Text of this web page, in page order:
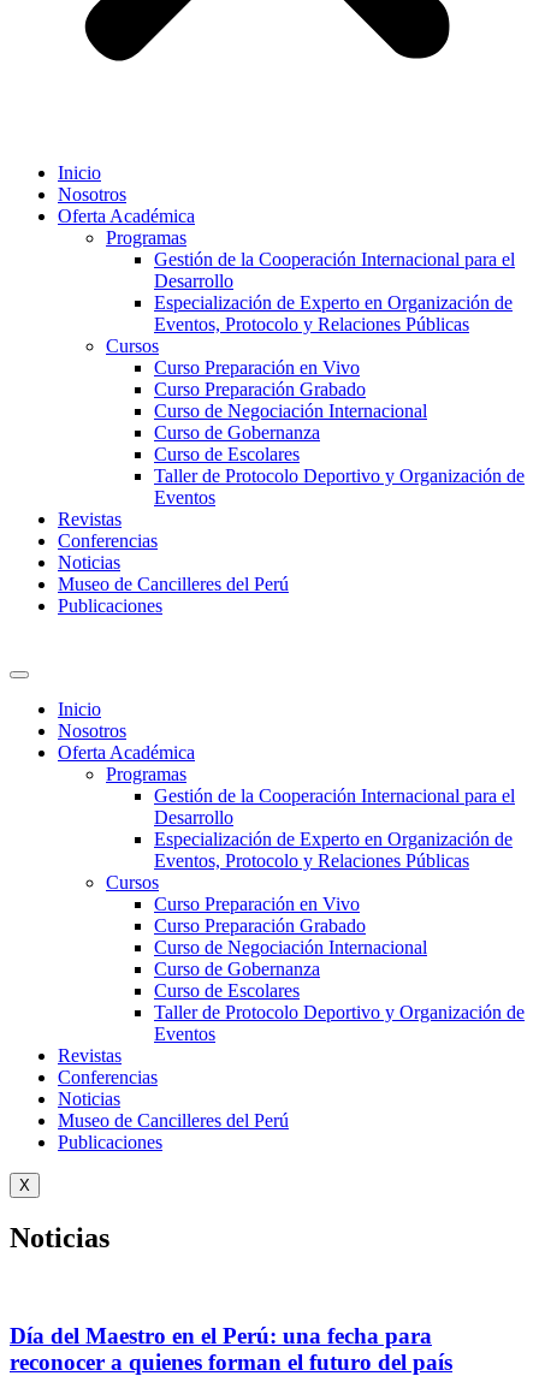
Inicio
Nosotros
Oferta Académica
Programas
Gestión de la Cooperación Internacional para el
Desarrollo
Especialización de Experto en Organización de
Eventos, Protocolo y Relaciones Públicas
Cursos
Curso Preparación en Vivo
Curso Preparación Grabado
Curso de Negociación Internacional
Curso de Gobernanza
Curso de Escolares
Taller de Protocolo Deportivo y Organización de
Eventos
Revistas
Conferencias
Noticias
Museo de Cancilleres del Perú
Publicaciones
Inicio
Nosotros
Oferta Académica
Programas
Gestión de la Cooperación Internacional para el
Desarrollo
Especialización de Experto en Organización de
Eventos, Protocolo y Relaciones Públicas
Cursos
Curso Preparación en Vivo
Curso Preparación Grabado
Curso de Negociación Internacional
Curso de Gobernanza
Curso de Escolares
Taller de Protocolo Deportivo y Organización de
Eventos
Revistas
Conferencias
Noticias
Museo de Cancilleres del Perú
Publicaciones
X
Noticias
Día del Maestro en el Perú: una fecha para
reconocer a quienes forman el futuro del país